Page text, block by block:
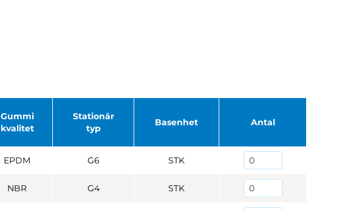
Gummi
kvalitet
Stationär
typ
Basenhet Antal
EPDM G6 STK
NBR G4 STK